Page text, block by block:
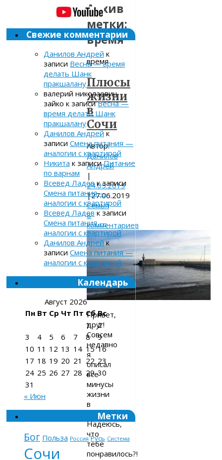
Архив
метки:
время
время
Плюсы
жизни
в
Сочи
Автор:
Данилов
Андрей
|
24.05.2019
|27.06.2019
Семья
8
комментариев
Привет,
друг!
Совсем
недавно
я
описал
все
минусы
жизни
в
Сочи.
Надеюсь,
что
тебе
понравилось?!
Свежие комментарии
Данилов Андрей к
записи Весна — время
делать Шанк
пракшалану
валерий николаевич
зайко к записиВесна —
время делать Шанк
пракшалану
Данилов Андрейк
записи Смена питания —
аналогии с квартирой
Никита к записиПитание
по варнам
Всевед Ладов к записи
Смена питания —
аналогии с квартирой
Всевед Ладов к записи
Смена питания —
аналогии с квартирой
Данилов Андрейк
записи Смена питания —
аналогии с квартирой
Календарь
Август 2026
Пн Вт Ср Чт Пт Сб Вс
1
2
3
4 5 6 7 8
9
10 11 12 13 14 15 16
17 18 19 20 21 22 23
24 25 26 27 28 29 30
31
« Июн
Метки
Бог Польза Россия Русь Система
Сочи